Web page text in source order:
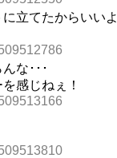
立てたからいい
な･･･
感じねぇ！